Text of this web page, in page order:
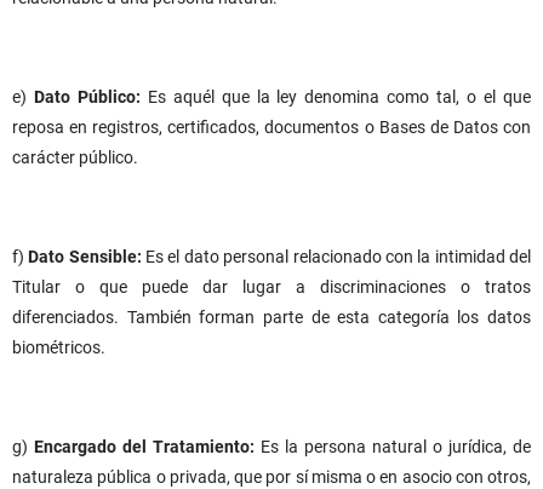
e) Dato Público: Es aquél que la ley denomina como tal, o el que
reposa en registros, certificados, documentos o Bases de Datos con
carácter público.
f)Dato Sensible: Es el dato personal relacionado con la intimidad del
Titular o que puede dar lugar a discriminaciones o tratos
diferenciados. También forman parte de esta categoría los datos
biométricos.
g) Encargado del Tratamiento: Es la persona natural o jurídica, de
naturaleza pública o privada, que por sí misma o en asocio con otros,